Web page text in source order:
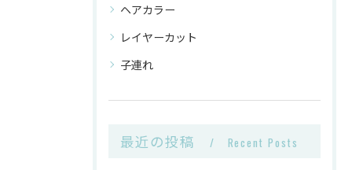
ヘアカラー
レイヤーカット
子連れ
最近の投稿 Recent Posts